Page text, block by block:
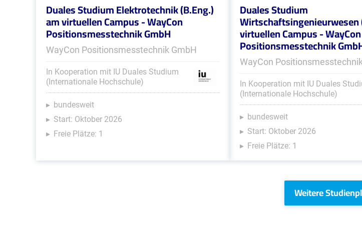
Duales Studium Elektrotechnik (B.Eng.)
am virtuellen Campus - WayCon
Positionsmesstechnik GmbH
WayCon Positionsmesstechnik GmbH
In Kooperation mit IU Duales Studium
(Internationale Hochschule)
bundesweit
Start: Oktober 2026
Freie Plätze: 1
Duales Studium
Wirtschaftsingenieurwesen
virtuellen Campus - WayCon
Positionsmesstechnik
WayCon
In Kooperation mit IU Duales
(Internationale Hochschule)
bundesweit
Start: Oktober 2026
Freie Plätze: 1
Weitere